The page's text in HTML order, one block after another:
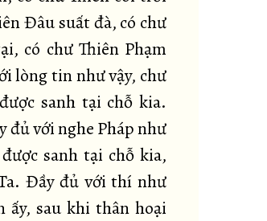
Đâu suất đà, có chư
có chư Thiên Phạm
lòng tin như vậy, chư
sanh tại chỗ kia.
đủ với nghe Pháp như
sanh tại chỗ kia,
Đầy đủ với thí như
ấy, sau khi thân hoại